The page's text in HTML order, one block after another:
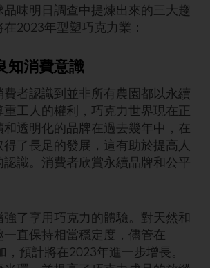
味明日調查中提煉出來的三大趨
2023年型塑巧克力業：
知消費意識
者認識到並非所有農園都以永續
工人的權利，巧克力世界現在正
透明化的品牌在過去幾年中，在
了長足的發展，這有助於提高人
識。消費者欣賞永續品牌和公平
了享用巧克力的體驗。對天然和
直保持相當穩定度，儘管在
預計將在2023年進一步增長。